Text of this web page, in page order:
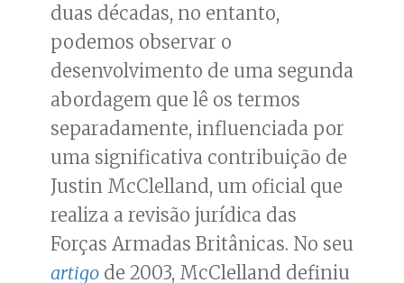
duas décadas, no entanto,
podemos observar o
desenvolvimento de uma segunda
abordagem que lê os termos
separadamente, influenciada por
uma significativa contribuição de
Justin McClelland, um oficial que
realiza a revisão jurídica das
Forças Armadas Britânicas. No seu
artigo de 2003, McClelland definiu